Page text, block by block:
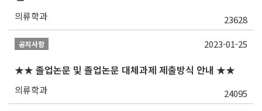
의류학과 23628
공지사항
★★ 졸업논문 및 졸업논문 대체과제 제출방식 안내 ★★
의류학과 24095
2023-01-25